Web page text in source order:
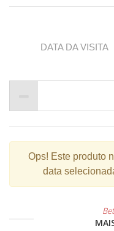
DATA DA VISITA
Ops! Este produto
data